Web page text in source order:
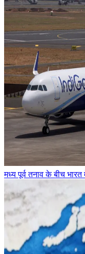
मध्य पूर्व तनाव के बीच